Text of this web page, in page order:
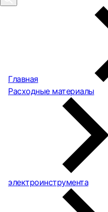
Главная
Расходные материалы
электроинструмента